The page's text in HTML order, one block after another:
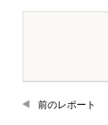
前のレポート